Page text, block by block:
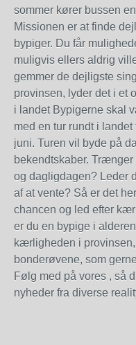
sommer kører bussen
Missionen er at finde
bypiger. Du får
muligvis ellers aldrig
gemmer de dejligste
provinsen, lyder det i et
i landet Bypigerne skal
med en tur rundt i
juni. Turen vil byde på
bekendtskaber.
og dagligdagen? Leder
af at vente? Så er det
chancen og led efter
er du en bypige i
kærligheden i
bonderøvene, som
Følg med på vores , så
nyheder fra diverse